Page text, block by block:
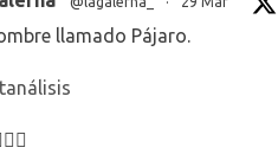
llamado Pájaro.